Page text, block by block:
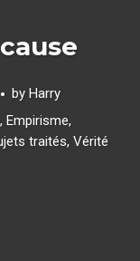
by Harry
, Empirisme,
traités, Vérité